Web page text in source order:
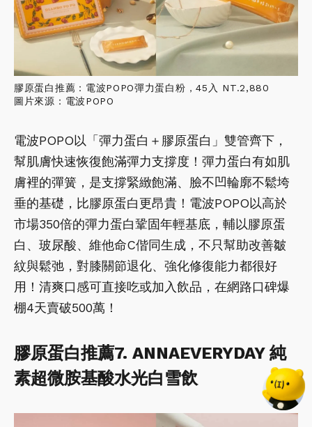
膠原蛋白推薦：電波POPO彈力蛋白粉，45入 NT.2,880
圖片來源：電波POPO
電波POPO以「彈力蛋白＋膠原蛋白」雙管齊下，
幫肌膚快速恢復飽滿彈力支撐度！彈力蛋白有如肌
膚裡的彈簧，是支撐緊緻飽滿、臉不凹輪廓不鬆垮
垂的基礎，比膠原蛋白更昂貴！電波POPO以高於
市場350倍的彈力蛋白鞏固年輕基底，輔以膠原蛋
白、玻尿酸、維他命C偕同生成，不只幫助改善皺
紋與鬆弛，對膝關節退化、強化修復能力都很好
用！清爽口感可直接吃或加入飲品，在網路口碑爆
棚4天賣破500萬！
膠原蛋白推薦7. ANNAEVERYDAY 純
素超微胺基酸水光白雪飲